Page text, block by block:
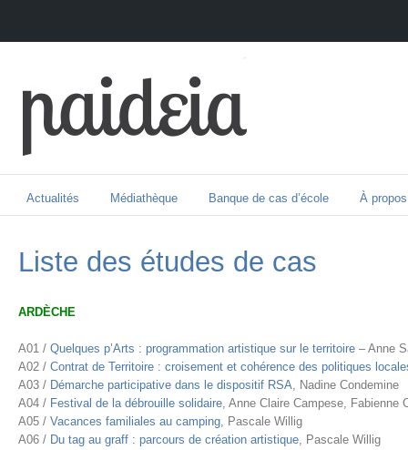
Actualités Médiathèque Banque de cas d’école À propos
Liste des études de cas
ARDÈCHE
A01 / Quelques p’Arts : programmation artistique sur le territoire – Anne
A02 / Contrat de Territoire : croisement et cohérence des politiques
A03 / Démarche participative dans le dispositif RSA, Nadine Condemine
A04 / Festival de la débrouille solidaire, Anne Claire Campese, Fabienne
A05 / Vacances familiales au camping, Pascale Willig
A06 / Du tag au graff : parcours de création artistique, Pascale Willig